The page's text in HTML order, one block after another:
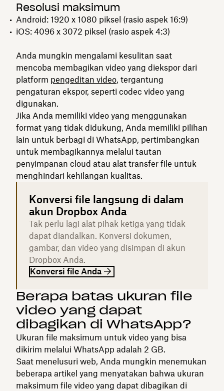
Resolusi maksimum
Android: 1920 x 1080 piksel (rasio aspek 16:9)
iOS: 4096 x 3072 piksel (rasio aspek 4:3)
Anda mungkin mengalami kesulitan saat
mencoba membagikan video yang diekspor dari
platform pengeditan video, tergantung
pengaturan ekspor, seperti codec video yang
digunakan.
Jika Anda memiliki video yang menggunakan
format yang tidak didukung, Anda memiliki pilihan
lain untuk berbagi di WhatsApp, pertimbangkan
untuk membagikannya melalui tautan
penyimpanan cloud atau alat transfer file untuk
menghindari kehilangan kualitas.
Konversi file langsung di dalam
akun Dropbox Anda
Tak perlu lagi alat pihak ketiga yang tidak
dapat diandalkan. Konversi dokumen,
gambar, dan video yang disimpan di akun
Dropbox Anda.
Konversi file Anda
Berapa batas ukuran file
video yang dapat
dibagikan di WhatsApp?
Ukuran file maksimum untuk video yang bisa
dikirim melalui WhatsApp adalah 2 GB.
Saat menelusuri web, Anda mungkin menemukan
beberapa artikel yang menyatakan bahwa ukuran
maksimum file video yang dapat dibagikan di